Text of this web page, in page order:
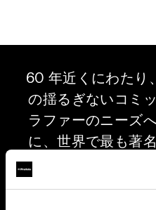
60 年近くにわたり
の揺るぎないコミ
ラファーのニーズ
に、世界で最も著
のために比類なき
ーピングソリュー